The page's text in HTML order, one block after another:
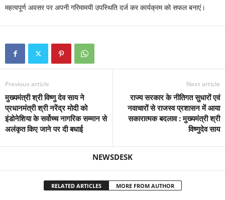
महत्वपूर्ण अवसर पर अपनी गरिमामयी उपस्थिति दर्ज कर कार्यक्रम को सफल बनाएं।
Previous article
मुख्यमंत्री श्री विष्णु देव साय ने
प्रधानमंत्री श्री नरेंद्र मोदी को
इंडोनेशिया के सर्वोच्च नागरिक सम्मान से
अलंकृत किए जाने पर दी बधाई
Next article
राज्य सरकार के नीतिगत सुधारों एवं
नवाचारों से राजस्व प्रशासन में आया
सकारात्मक बदलाव : मुख्यमंत्री श्री
विष्णुदेव साय
NEWSDESK
RELATED ARTICLES MORE FROM AUTHOR